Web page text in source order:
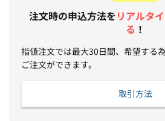
注文時の申込方法をリアルタ
る ！
指値注文では最大30日間、希望する
ご注文ができます。
取引方法